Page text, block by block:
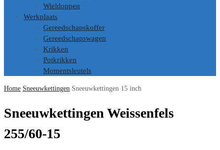
Wieldoppen
Werkplaats
Gereedschapskoffer
Gereedschapswagen
Krikken
Potkrikken
Momentsleutels
Home Sneeuwkettingen Sneeuwkettingen 15 inch
Sneeuwkettingen Weissenfels
255/60-15